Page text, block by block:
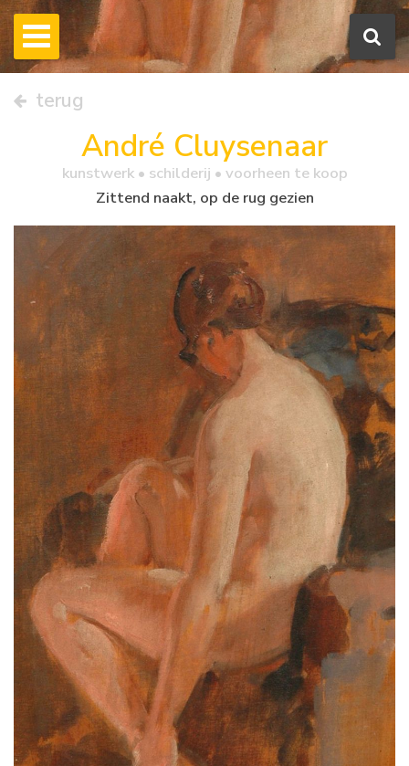
terug
André Cluysenaar
kunstwerk • schilderij • voorheen te koop
Zittend naakt, op de rug gezien